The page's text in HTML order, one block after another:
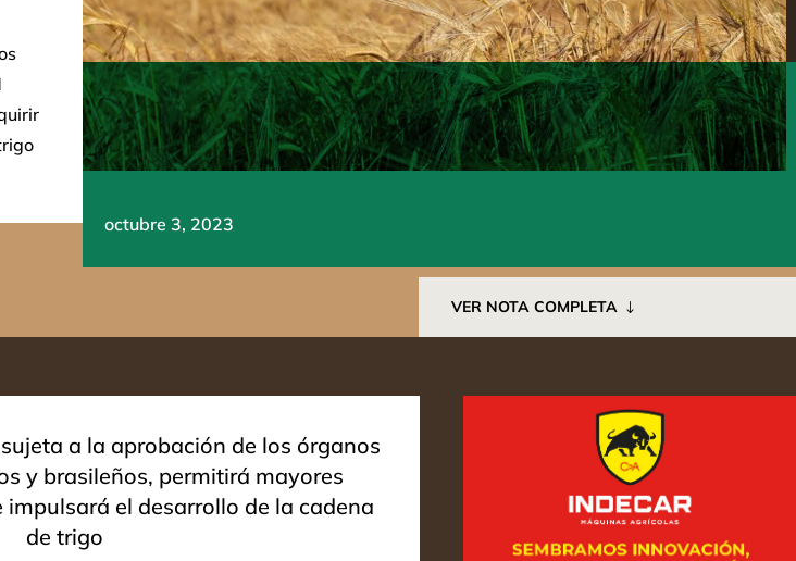
octubre 3, 2023
VER NOTA COMPLETA
a la aprobación de los órganos
y brasileños, permitirá mayores
el desarrollo de la cadena
de trigo